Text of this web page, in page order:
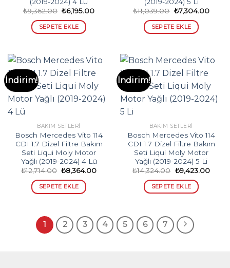
₺9,362.00 Orijinal
fiyat:
₺9,362.00.
₺6,195.00Şu
SEPETE EKLE
₺11,039.00 Orijinal
fiyat:
₺11,039.00.
₺7,304.00Şu
SEPETE EKLE
İndirim!
BAKIM SETLERI
Bosch Mercedes Vito 114
CDI 1.7 Dizel Filtre Bakım
Seti Liqui Moly Motor
Yağlı (2019-2024) 4 Lü
₺12,714.00 Orijinal
fiyat:
₺12,714.00.
₺8,364.00Şu
SEPETE EKLE
İndirim!
BAKIM SETLERI
Bosch Mercedes Vito 114
CDI 1.7 Dizel Filtre Bakım
Seti Liqui Moly Motor
Yağlı (2019-2024) 5 Li
₺14,324.00 Orijinal
fiyat:
₺14,324.00.
₺9,423.00Şu
SEPETE EKLE
1 2 3 4 5 6 7